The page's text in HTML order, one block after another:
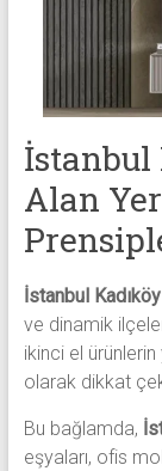
klima,
mobilya
alımı
gibi
komple
alımı
yapıyor.
İstanbul
Alan
İstanbul
ve dinamik
ikinci el ürünlerin
olarak dikkat
Bu bağlamda,
eşyaları, ofis